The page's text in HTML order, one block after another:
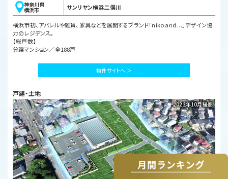
神奈川県
横浜市 サンリヤン横浜二俣川
横浜市初、アパレルや雑貨、家具などを展開するブランド「niko and ...」デザイン協
力のレジデンス。
【総戸数】
分譲マンション／全188戸
物件サイトへ ＞
戸建・土地
2022年10月撮影